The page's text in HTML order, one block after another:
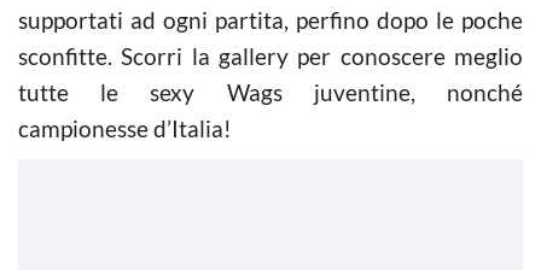
supportati ad ogni partita, perfino dopo le poche
sconfitte. Scorri la gallery per conoscere meglio
tutte le sexy Wags juventine, nonché
campionesse d’Italia!